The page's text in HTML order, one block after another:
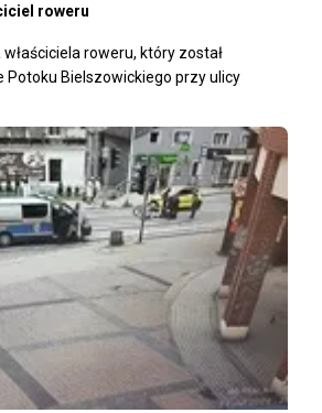
roweru
roweru, który został
Potoku Bielszowickiego przy ulicy